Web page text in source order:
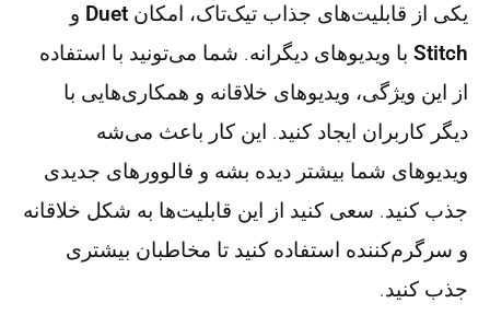
یکی از قابلیت‌های جذاب تیک‌تاک، امکان Duet و
Stitch با ویدیوهای دیگرانه. شما می‌تونید با استفاده
از این ویژگی، ویدیوهای خلاقانه و همکاری‌هایی با
دیگر کاربران ایجاد کنید. این کار باعث می‌شه
ویدیوهای شما بیشتر دیده بشه و فالوورهای جدیدی
جذب کنید. سعی کنید از این قابلیت‌ها به شکل خلاقانه
و سرگرم‌کننده استفاده کنید تا مخاطبان بیشتری
جذب کنید.